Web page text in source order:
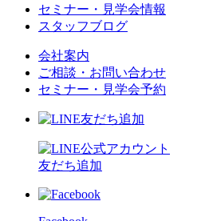
セミナー・見学会情報
スタッフブログ
会社案内
ご相談・お問い合わせ
セミナー・見学会予約
友だち追加